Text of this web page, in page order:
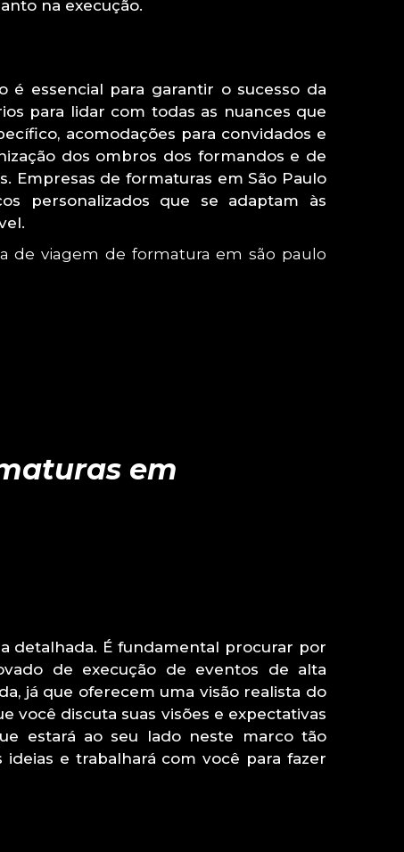
na execução.
é essencial para garantir o sucesso da
para lidar com todas as nuances que
acomodações para convidados e
dos ombros dos formandos e de
Empresas de formaturas em São Paulo
personalizados que se adaptam às
de viagem de formatura em são paulo
em
detalhada. É fundamental procurar por
de execução de eventos de alta
já que oferecem uma visão realista do
você discuta suas visões e expectativas
estará ao seu lado neste marco tão
e trabalhará com você para fazer